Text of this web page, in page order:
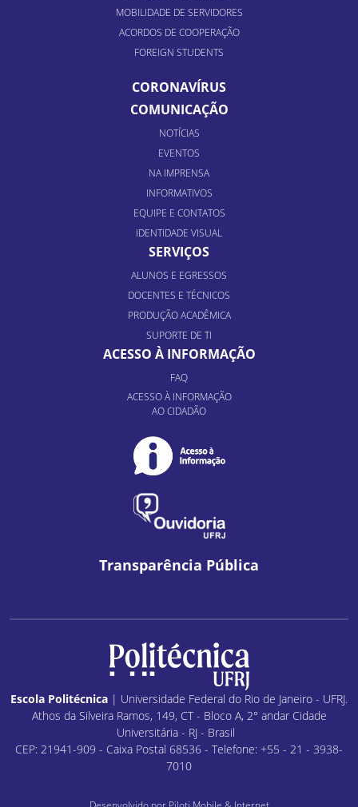
MOBILIDADE DE SERVIDORES
ACORDOS DE COOPERAÇÃO
FOREIGN STUDENTS
CORONAVÍRUS
COMUNICAÇÃO
NOTÍCIAS
EVENTOS
NA IMPRENSA
INFORMATIVOS
EQUIPE E CONTATOS
IDENTIDADE VISUAL
SERVIÇOS
ALUNOS E EGRESSOS
DOCENTES E TÉCNICOS
PRODUÇÃO ACADÊMICA
SUPORTE DE TI
ACESSO À INFORMAÇÃO
FAQ
ACESSO À INFORMAÇÃO
AO CIDADÃO
Transparência Pública
Escola Politécnica | Universidade Federal do Rio de Janeiro - UFRJ.
Athos da Silveira Ramos, 149, CT - Bloco A, 2° andar Cidade
Universitária - RJ - Brasil
CEP: 21941-909 - Caixa Postal 68536 - Telefone: +55 - 21 - 3938-
7010